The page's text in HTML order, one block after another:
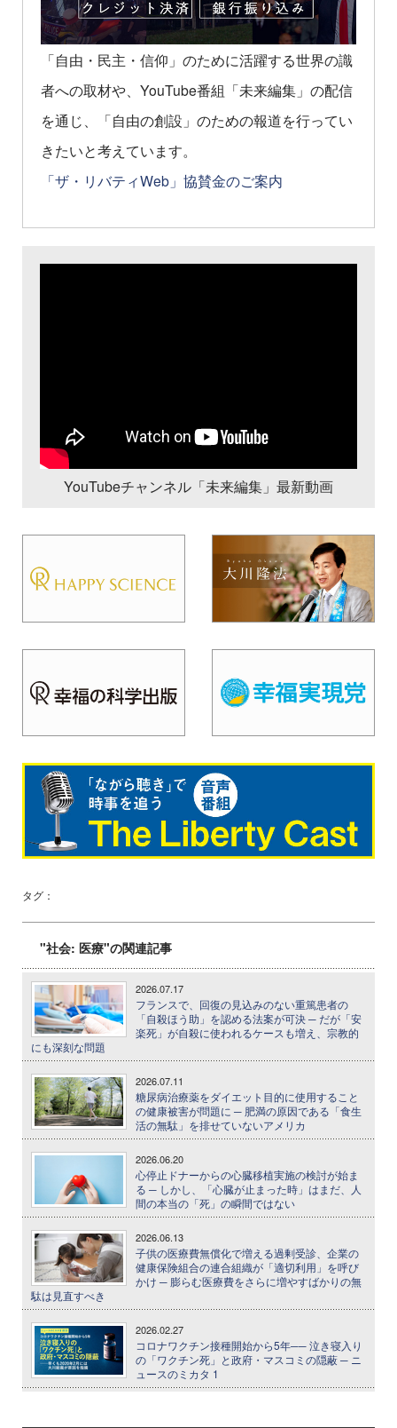
「自由・民主・信仰」のために活躍する世界の識
者への取材や、YouTube番組「未来編集」の配信
を通じ、「自由の創設」のための報道を行ってい
きたいと考えています。
「ザ・リバティWeb」協賛金のご案内
YouTubeチャンネル「未来編集」最新動画
タグ：
"社会: 医療"の関連記事
2026.07.17
フランスで、回復の見込みのない重篤患者の
「自殺ほう助」を認める法案が可決 ─ だが「安
楽死」が自殺に使われるケースも増え、宗教的
にも深刻な問題
2026.07.11
糖尿病治療薬をダイエット目的に使用すること
の健康被害が問題に ─ 肥満の原因である「食生
活の無駄」を排せていないアメリカ
2026.06.20
心停止ドナーからの心臓移植実施の検討が始ま
る ─ しかし、「心臓が止まった時」はまだ、人
間の本当の「死」の瞬間ではない
2026.06.13
子供の医療費無償化で増える過剰受診、企業の
健康保険組合の連合組織が「適切利用」を呼び
かけ ─ 膨らむ医療費をさらに増やすばかりの無
駄は見直すべき
2026.02.27
コロナワクチン接種開始から5年── 泣き寝入り
の「ワクチン死」と政府・マスコミの隠蔽 ─ ニ
ュースのミカタ 1